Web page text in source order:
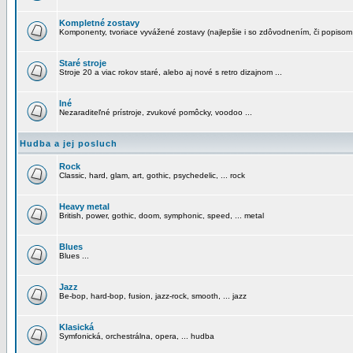
Kompletné zostavy
Komponenty, tvoriace vyvážené zostavy (najlepšie i so zdôvodnením, či
Staré stroje
Stroje 20 a viac rokov staré, alebo aj nové s retro dizajnom ...
Iné
Nezaraditeľné prístroje, zvukové pomôcky, voodoo ...
Hudba a jej posluch
Rock
Classic, hard, glam, art, gothic, psychedelic, ... rock
Heavy metal
British, power, gothic, doom, symphonic, speed, ... metal
Blues
Blues ...
Jazz
Be-bop, hard-bop, fusion, jazz-rock, smooth, ... jazz
Klasická
Symfonická, orchestrálna, opera, ... hudba